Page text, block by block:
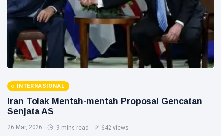
INTERNASIONAL
Iran Tolak Mentah-mentah Proposal Gencatan
Senjata AS
26 Mar, 2026 9 mins read 642 views